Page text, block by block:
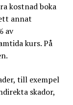
kostnad boka
annat
av
kurs. På
till exempel
skador,